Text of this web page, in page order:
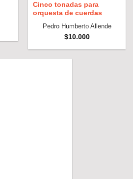
Cinco tonadas para
orquesta de cuerdas
Pedro Humberto Allende
$10.000